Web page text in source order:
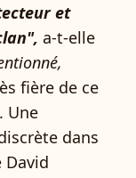
et
a-t-elle
fière de ce
. Une
dans
David